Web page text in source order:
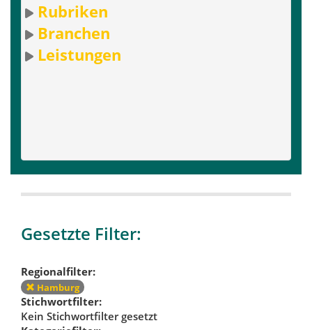
Rubriken
Branchen
Leistungen
Gesetzte Filter:
Regionalfilter:
Hamburg
Stichwortfilter:
Kein Stichwortfilter gesetzt